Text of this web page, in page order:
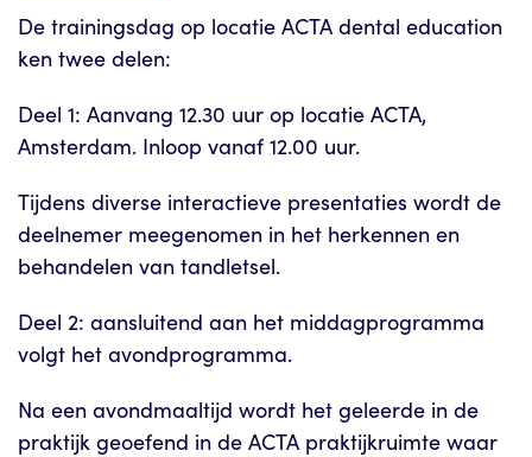
De trainingsdag op locatie ACTA dental education
ken twee delen:
Deel 1: Aanvang 12.30 uur op locatie ACTA,
Amsterdam. Inloop vanaf 12.00 uur.
Tijdens diverse interactieve presentaties wordt de
deelnemer meegenomen in het herkennen en
behandelen van tandletsel.
Deel 2: aansluitend aan het middagprogramma
volgt het avondprogramma.
Na een avondmaaltijd wordt het geleerde in de
praktijk geoefend in de ACTA praktijkruimte waar